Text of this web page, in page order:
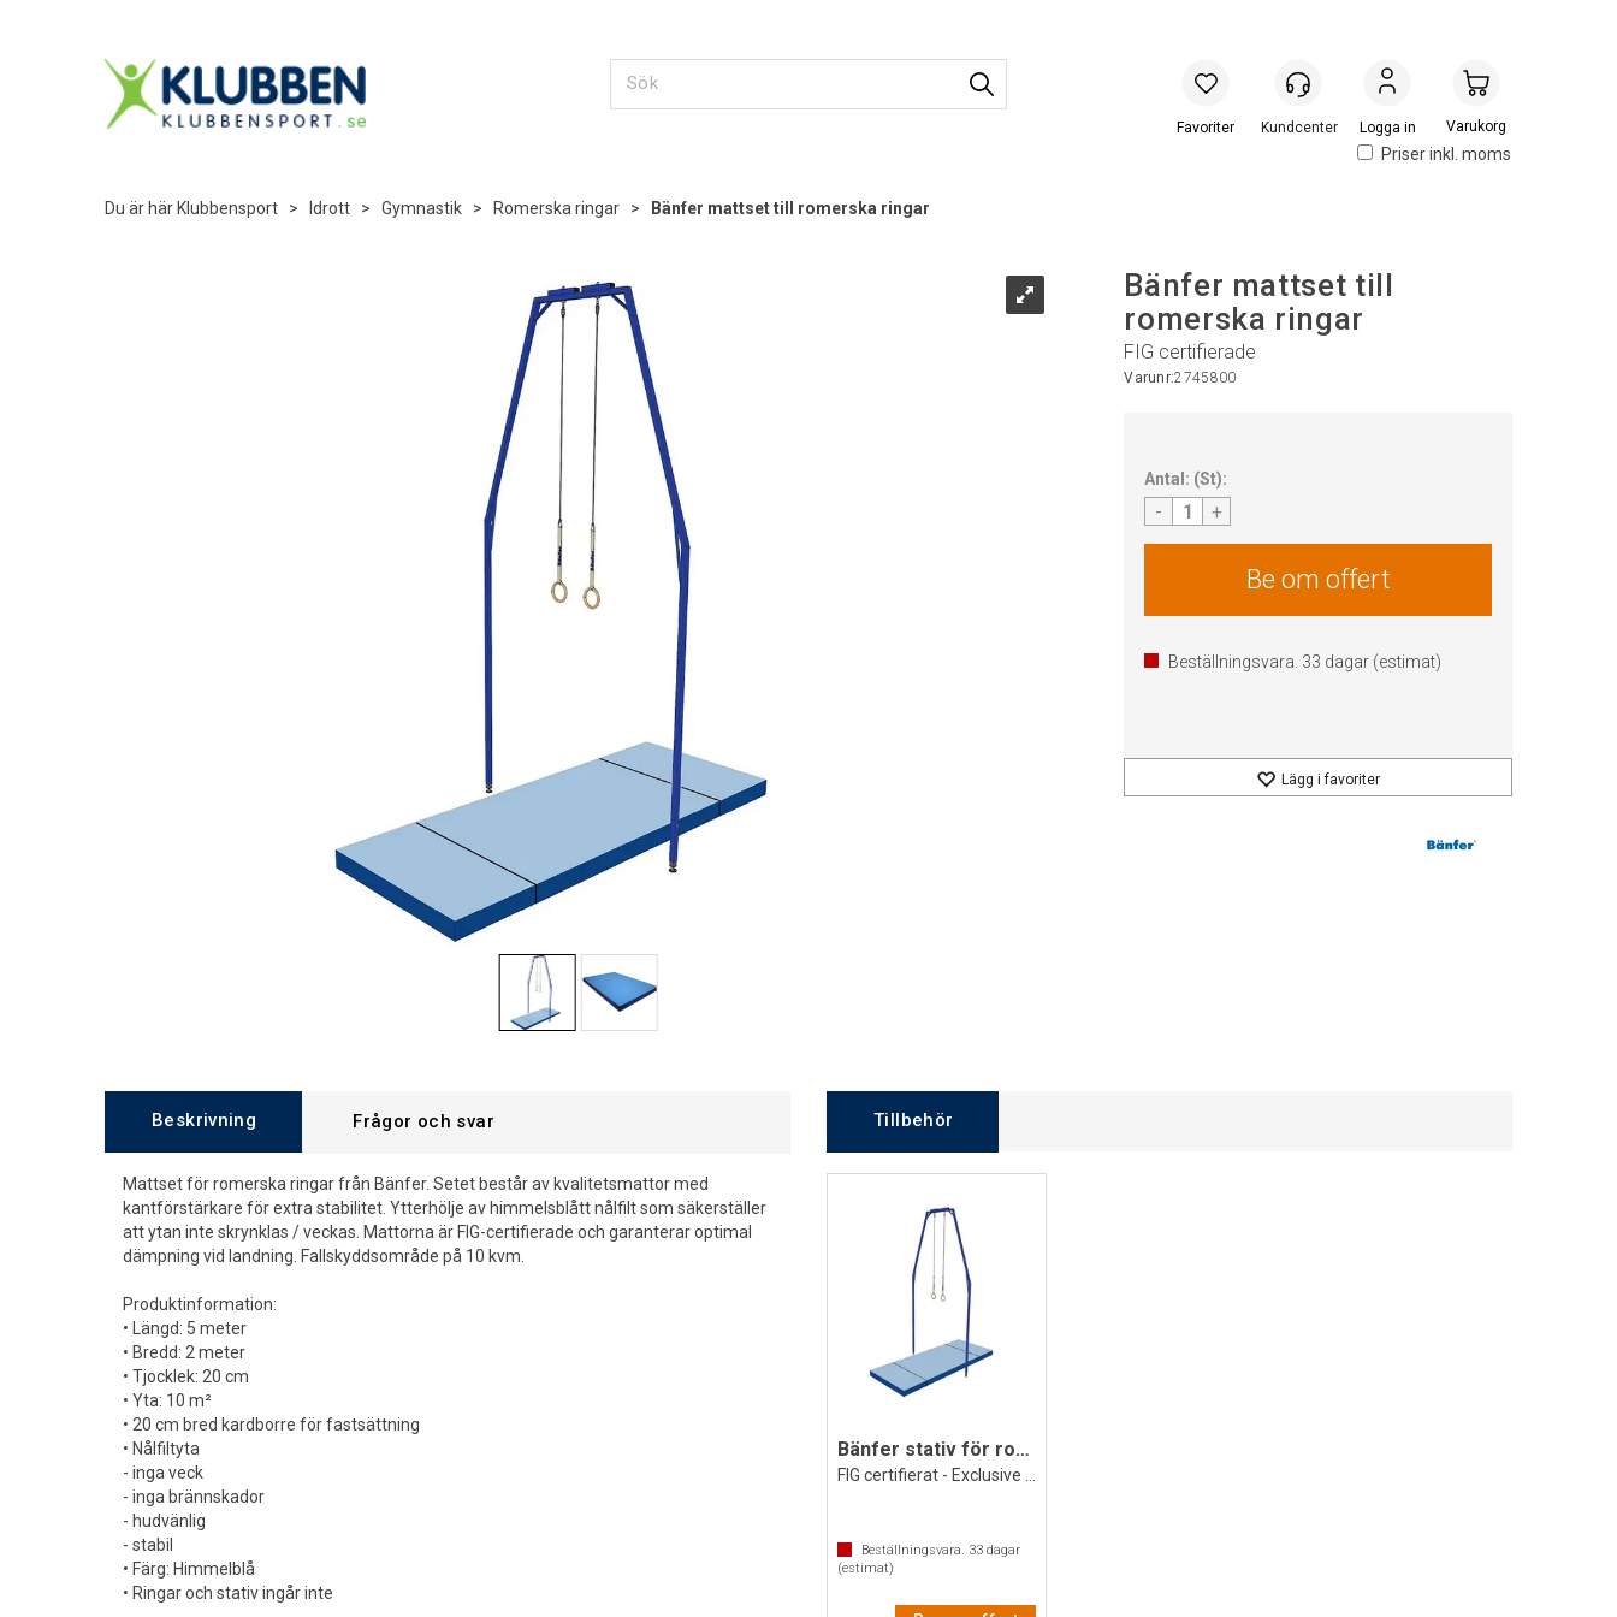
Priser inkl. moms
Logga in Handlevogn
Du är här Klubbensport > Idrott > Gymnastik > Romerska ringar > Bänfer mattset till romerska ringar
Bänfer mattset till
romerska ringar
FIG certifierade
Varunr:2745800
Antal: (St):
- +
Be om offert
Beställningsvara. 33 dagar (estimat)
Lägg i favoriter
Beskrivning Frågor och svar
Mattset för romerska ringar från Bänfer. Setet består av kvalitetsmattor med
kantförstärkare för extra stabilitet. Ytterhölje av himmelsblått nålfilt som säkerställer
att ytan inte skrynklas / veckas. Mattorna är FIG-certifierade och garanterar optimal
dämpning vid landning. Fallskyddsområde på 10 kvm.
Produktinformation:
• Längd: 5 meter
• Bredd: 2 meter
• Tjocklek: 20 cm
• Yta: 10 m²
• 20 cm bred kardborre för fastsättning
• Nålfiltyta
- inga veck
- inga brännskador
- hudvänlig
- stabil
• Färg: Himmelblå
• Ringar och stativ ingår inte
Tillbehör
Bänfer stativ för romerska ringar
Beställningsvara. 33 dagar
(estimat)